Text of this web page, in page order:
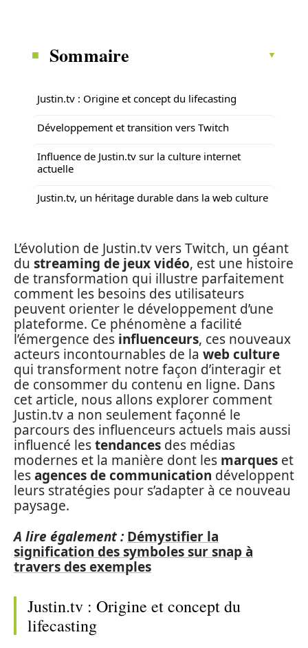
Sommaire
Justin.tv : Origine et concept du lifecasting
Développement et transition vers Twitch
Influence de Justin.tv sur la culture internet
actuelle
Justin.tv, un héritage durable dans la web culture
L’évolution de Justin.tv vers Twitch, un géant
du streaming de jeux vidéo, est une histoire
de transformation qui illustre parfaitement
comment les besoins des utilisateurs
peuvent orienter le développement d’une
plateforme. Ce phénomène a facilité
l’émergence des influenceurs, ces nouveaux
acteurs incontournables de la web culture
qui transforment notre façon d’interagir et
de consommer du contenu en ligne. Dans
cet article, nous allons explorer comment
Justin.tv a non seulement façonné le
parcours des influenceurs actuels mais aussi
influencé lestendances des médias
modernes et la manière dont les marques et
lesagences de communication développent
leurs stratégies pour s’adapter à ce nouveau
paysage.
A lire également : Démystifier la
signification des symboles sur snap à
travers des exemples
Justin.tv : Origine et concept du
lifecasting